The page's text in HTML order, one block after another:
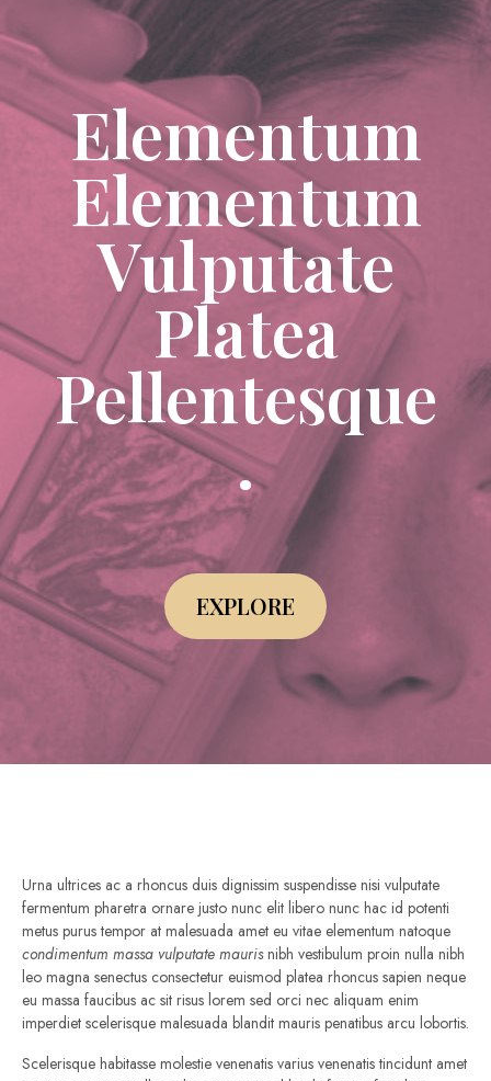
Elementum
Elementum
Vulputate
Platea
Pellentesque
.
EXPLORE
Urna ultrices ac a rhoncus duis dignissim suspendisse nisi vulputate
fermentum pharetra ornare justo nunc elit libero nunc hac id potenti
metus purus tempor at malesuada amet eu vitae elementum natoque
condimentum massa vulputate maurisnibh vestibulum proin nulla nibh
leo magna senectus consectetur euismod platea rhoncus sapien neque
eu massa faucibus ac sit risus lorem sed orci nec aliquam enim
imperdiet scelerisque malesuada blandit mauris penatibus arcu lobortis.
Scelerisque habitasse molestie venenatis varius venenatis tincidunt amet